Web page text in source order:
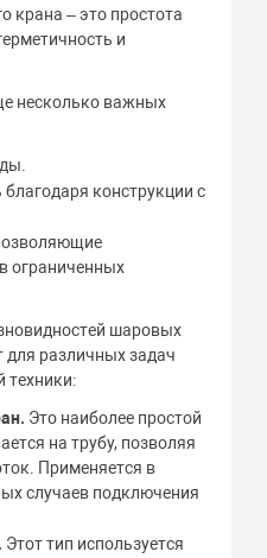
крана – это простота
и
несколько важных
конструкции с
ограниченных
шаровых
для различных задач
техники:
Это наиболее простой
на трубу, позволяя
Применяется в
случаев подключения
Этот тип используется